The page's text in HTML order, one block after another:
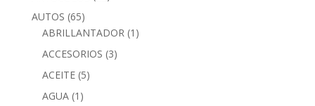
AUTOS (65)
ABRILLANTADOR (1)
ACCESORIOS (3)
ACEITE (5)
AGUA (1)